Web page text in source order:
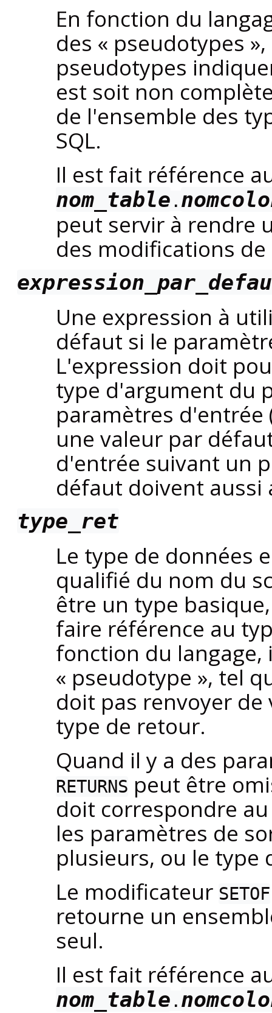
En fonction du
des « pseudotypes »
pseudotypes
est soit non
de l'ensemble des
SQL.
Il est fait référence
nom_table .
peut servir à rendre
des modifications
Une expression à
défaut si le
L'expression doit
type d'argument du
paramètres
une valeur par
d'entrée suivant un
défaut doivent aussi
type_ret
Le type de données
qualifié du nom du
être un type
faire référence au
fonction du
« pseudotype », tel
doit pas renvoyer
type de retour.
Quand il y a des
RETURNS peut être
doit correspondre
les paramètres de
plusieurs, ou le type
Le modificateur SETOF
retourne un
seul.
Il est fait référence
nom_table .